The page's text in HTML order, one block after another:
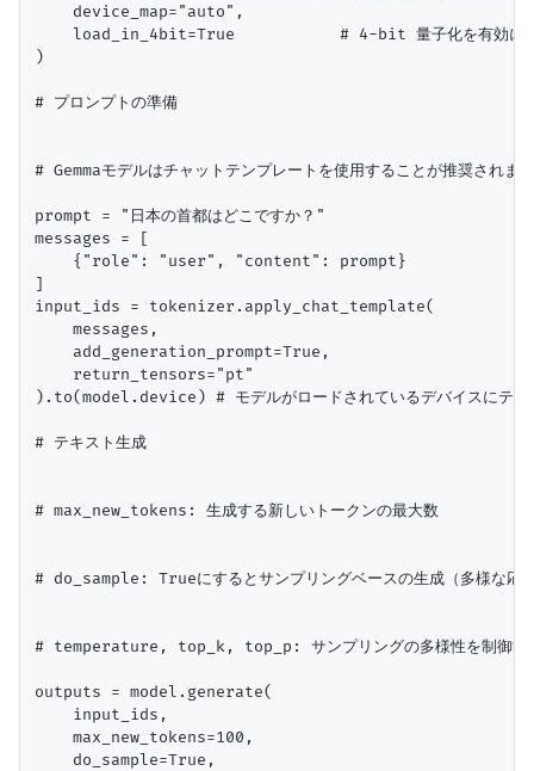
    device_map="auto",
load_in_4bit=True           # 4-bit 量子化を有効に
)
# プロンプトの準備
# Gemmaモデルはチャットテンプレートを使用することが推奨されま
prompt = "日本の首都はどこですか？"
messages = [
    {"role": "user", "content": prompt}
]
input_ids = tokenizer.apply_chat_template(
    messages,
    add_generation_prompt=True,
    return_tensors="pt"
).to(model.device) # モデルがロードされているデバイスにテン
# テキスト生成
# max_new_tokens: 生成する新しいトークンの最大数
# do_sample: Trueにするとサンプリングベースの生成（多様な応
# temperature, top_k, top_p: サンプリングの多様性を制御す
outputs = model.generate(
    input_ids,
    max_new_tokens=100,
    do_sample=True,